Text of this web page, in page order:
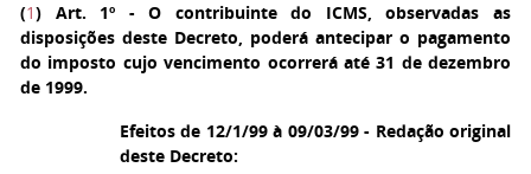
(1) Art. 1º - O contribuinte do ICMS, observadas as
disposições deste Decreto, poderá antecipar o pagamento
do imposto cujo vencimento ocorrerá até 31 de dezembro
de 1999.
Efeitos de 12/1/99 à 09/03/99 - Redação original
deste Decreto: